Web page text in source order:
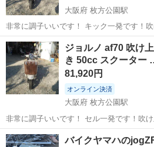
大阪府 枚方公園駅
非常に調子いいです！ キック一発です！
テリー上がってますので交換の場合は下記
ラグ交換など整備がご希望の方は下記の料金を
始動動画↓↓↓↓↓...
大阪 高槻市 ホンダ
ジョルノ af70 吹け
き 50cc スクーター
81,920円
オンライン決済
大阪府 枚方公園駅
非常に調子いいです！ セル一発です！吹
付いているので、お買い物もラクラク！ プラグ交換など整備がご希望
の方は下記の
大阪 高槻市 枚方公園駅
バイクヤマハの